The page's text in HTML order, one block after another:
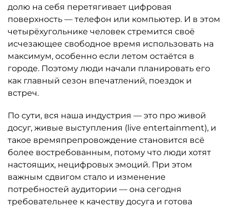
долю на себя перетягивает цифровая
поверхность — телефон или компьютер. И в этом
четырёхугольнике человек стремится своё
исчезающее свободное время использовать на
максимум, особенно если летом остаётся в
городе. Поэтому люди начали планировать его
как главный сезон впечатлений, поездок и
встреч.
По сути, вся наша индустрия — это про живой
досуг, живые выступления (live entertainment), и
такое времяпрепровождение становится всё
более востребованным, потому что люди хотят
настоящих, нецифровых эмоций. При этом
важным сдвигом стало и изменение
потребностей аудитории — она сегодня
требовательнее к качеству досуга и готова